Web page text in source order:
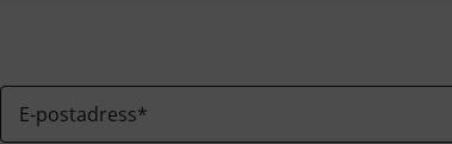
E-postadress*